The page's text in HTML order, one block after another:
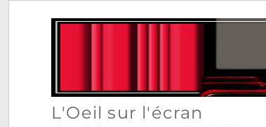
L'Oeil sur l'écran